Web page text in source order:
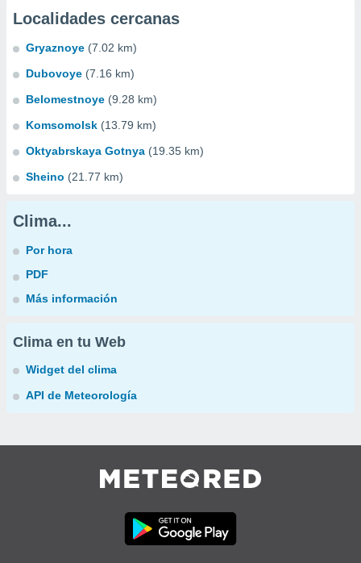
Localidades cercanas
Gryaznoye (7.02 km)
Dubovoye (7.16 km)
Belomestnoye (9.28 km)
Komsomolsk (13.79 km)
Oktyabrskaya Gotnya (19.35 km)
Sheino (21.77 km)
Clima...
Por hora
PDF
Más información
Clima en tu Web
Widget del clima
API de Meteorología